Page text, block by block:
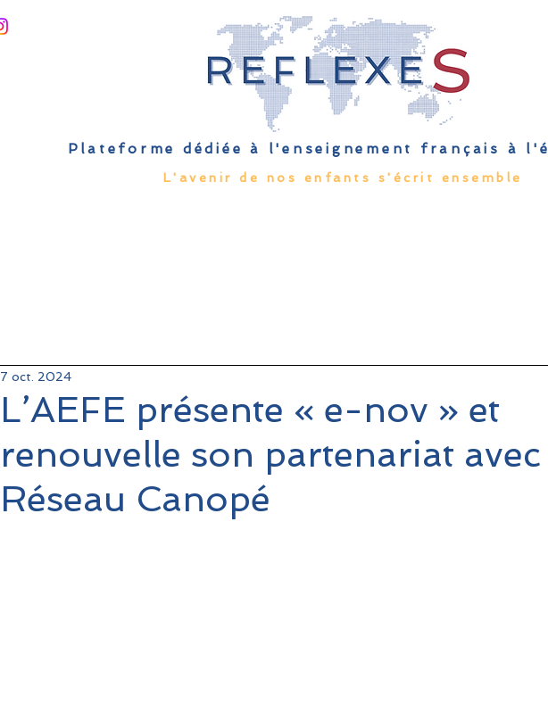
Plateforme dédiée à l'enseignement français à
L'avenir de nos enfants s'écrit ensemble
L’AEFE présente « e-nov » et
renouvelle son partenariat avec
Réseau Canopé
7 oct. 2024